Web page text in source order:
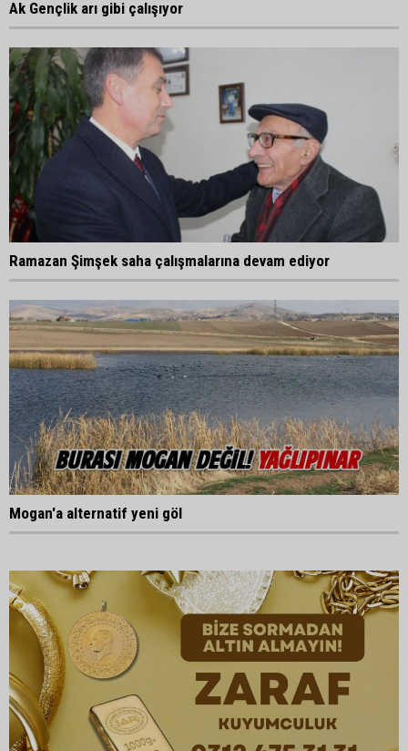
Ak Gençlik arı gibi çalışıyor
Ramazan Şimşek saha çalışmalarına devam ediyor
Mogan'a alternatif yeni göl